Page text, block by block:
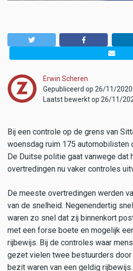
Erwin Scheren
Gepubliceerd op 26/11/
Laatst bewerkt op 26/11/
Bij een controle op de grens van
woensdag ruim 175 automobilisten
De Duitse politie gaat vanwege dat
overtredingen nu vaker controles
De meeste overtredingen werden
van de snelheid. Negenendertig
waren zo snel dat zij binnenkort
met een forse boete en mogelijk
rijbewijs. Bij de controles waar
gezet vielen twee bestuurders
bezit waren van een geldig rijbewijs.